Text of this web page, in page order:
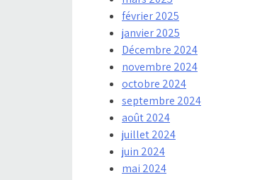
février 2025
janvier 2025
Décembre 2024
novembre 2024
octobre 2024
septembre 2024
août 2024
juillet 2024
juin 2024
mai 2024